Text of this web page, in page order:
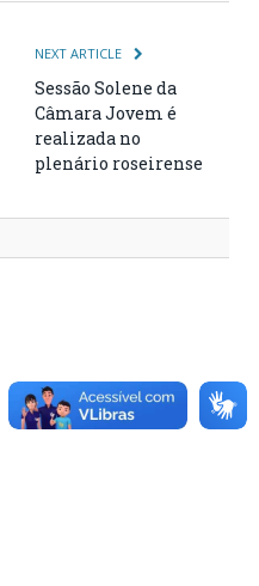
NEXT ARTICLE
Sessão Solene da
Câmara Jovem é
realizada no
plenário roseirense